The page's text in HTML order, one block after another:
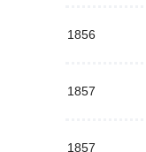
1856
1857
1857